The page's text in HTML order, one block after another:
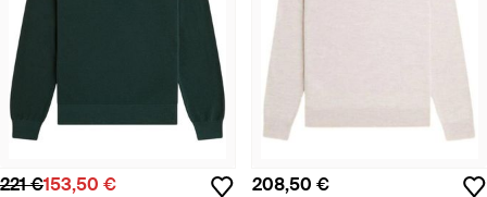
221 €153,50 € 208,50 €